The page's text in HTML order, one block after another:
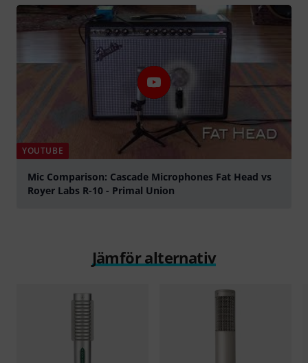
YOUTUBE
Mic Comparison: Cascade Microphones Fat Head vs
Royer Labs R-10 - Primal Union
Jämför alternativ